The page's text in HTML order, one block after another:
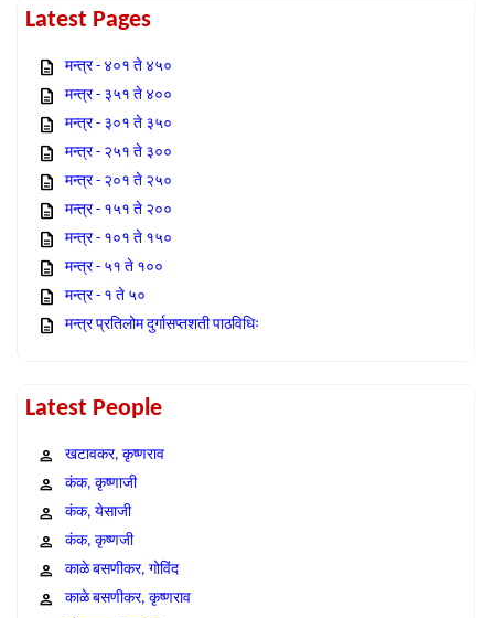
Latest Pages
मन्त्र - ४०१ ते ४५०
मन्त्र - ३५१ ते ४००
मन्त्र - ३०१ ते ३५०
मन्त्र - २५१ ते ३००
मन्त्र - २०१ ते २५०
मन्त्र - १५१ ते २००
मन्त्र - १०१ ते १५०
मन्त्र - ५१ ते १००
मन्त्र - १ ते ५०
मन्त्र प्रतिलोम दुर्गासप्तशती पाठविधिः
Latest People
खटावकर, कृष्णराव
कंक, कृष्णाजी
कंक, येसाजी
कंक, कृष्णजी
काळे बसणीकर, गोविंद
काळे बसणीकर, कृष्णराव